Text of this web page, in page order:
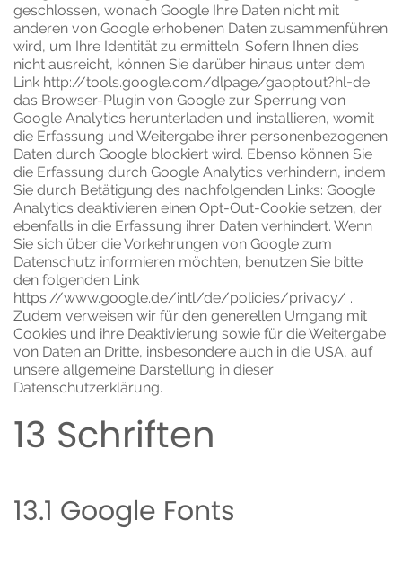
geschlossen, wonach Google Ihre Daten nicht mit
anderen von Google erhobenen Daten zusammenführen
wird, um Ihre Identität zu ermitteln. Sofern Ihnen dies
nicht ausreicht, können Sie darüber hinaus unter dem
Link http://tools.google.com/dlpage/gaoptout?hl=de
das Browser-Plugin von Google zur Sperrung von
Google Analytics herunterladen und installieren, womit
die Erfassung und Weitergabe ihrer personenbezogenen
Daten durch Google blockiert wird. Ebenso können Sie
die Erfassung durch Google Analytics verhindern, indem
Sie durch Betätigung des nachfolgenden Links: Google
Analytics deaktivieren einen Opt-Out-Cookie setzen, der
ebenfalls in die Erfassung ihrer Daten verhindert. Wenn
Sie sich über die Vorkehrungen von Google zum
Datenschutz informieren möchten, benutzen Sie bitte
den folgenden Link
https://www.google.de/intl/de/policies/privacy/ .
Zudem verweisen wir für den generellen Umgang mit
Cookies und ihre Deaktivierung sowie für die Weitergabe
von Daten an Dritte, insbesondere auch in die USA, auf
unsere allgemeine Darstellung in dieser
Datenschutzerklärung.
13 Schriften
13.1 Google Fonts